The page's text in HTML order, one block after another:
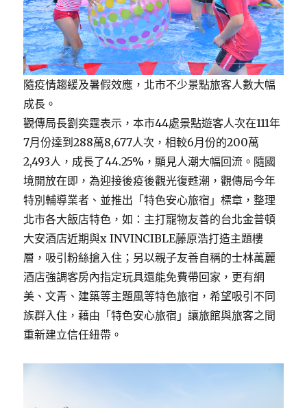
隨疫情趨緩及暑假效應，北市不少景點旅客人數大幅
成長。
觀傳局長劉奕霆表示，本市44處景點遊客人次在111年
7月份達到288萬8,677人次，相較6月份的200萬
2,493人，成長了44.25%，顯見人潮大幅回流。隨國
境開放在即，為迎接後疫後觀光復甦潮，觀傳局今年
特別輔導業者、並推出「特色安心旅宿」標章，整理
北市各大飯店特色，如：主打寵物友善的台北金普頓
大安酒店近期與x INVINCIBLE藤原浩打造主題樓
層，吸引粉絲搶入住；另以親子友善自稱的士林萬麗
酒店強調客房內指定玩具還能免費帶回家，更有網
美、文青、建築等主題風等特色旅宿，希望吸引不同
族群入住，藉由「特色安心旅宿」讓旅館與旅客之間
重新建立信任紐帶。